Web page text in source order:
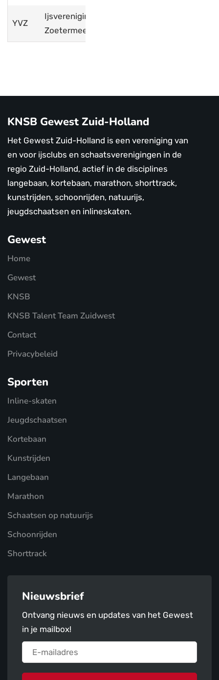
YVZ
Ijsvereniging
Zoetermeer
KNSB Gewest Zuid-Holland
Het Gewest Zuid-Holland is een vereniging van
en voor ijsclubs en schaatsverenigingen in de
regio Zuid-Holland, actief in de disciplines
langebaan, kortebaan, marathon, shorttrack,
kunstrijden, schoonrijden, natuurijs,
jeugdschaatsen en inlineskaten.
Gewest
Home
Gewest
KNSB
KNSB Talent Team Zuidwest
Contact
Privacybeleid
Sporten
Inline-skaten
Jeugdschaatsen
Kortebaan
Kunstrijden
Langebaan
Marathon
Schaatsen op natuurijs
Schoonrijden
Shorttrack
Nieuwsbrief
Ontvang nieuws en updates van het Gewest
in je mailbox!